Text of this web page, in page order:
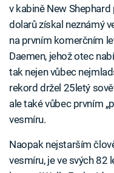
v kabině New
dolarů získal neznámý
na prvním komerčním
Daemen, jehož otec
tak nejen vůbec
rekord držel 25letý
ale také vůbec prvním
vesmíru.
Naopak nejstarším
vesmíru, je ve svých 82